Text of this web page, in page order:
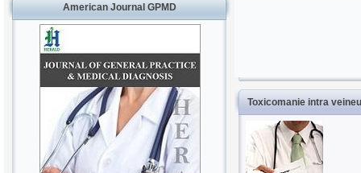
American Journal GPMD
Toxicomanie intra